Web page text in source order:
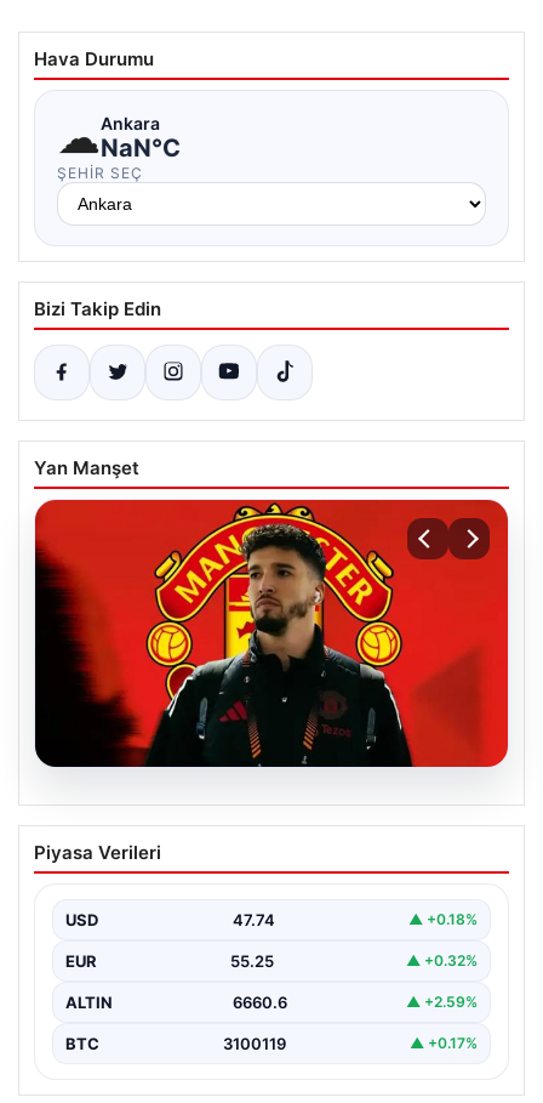
Hava Durumu
☁Ankara
NaN°C
ŞEHIR SEÇ
Bizi Takip Edin
Yan Manşet
Manchester United resmen duyurdu!
Altay Bayındır’ın yeni adresi belli oldu
Piyasa Verileri
USD 47.74 ▲ +0.18%
EUR 55.25 ▲ +0.32%
ALTIN 6660.6 ▲ +2.59%
BTC 3100119 ▲ +0.17%